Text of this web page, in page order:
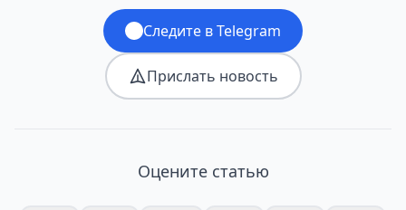
Следите в Telegram
Прислать новость
Оцените статью